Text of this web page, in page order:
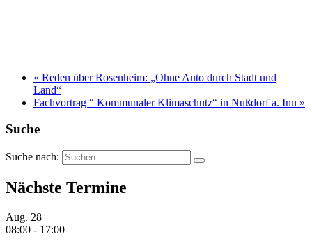
« Reden über Rosenheim: „Ohne Auto durch Stadt und
Land“
Fachvortrag “ Kommunaler Klimaschutz“ in Nußdorf a. Inn »
Suche
Suche nach:
Nächste Termine
Aug. 28
08:00 - 17:00